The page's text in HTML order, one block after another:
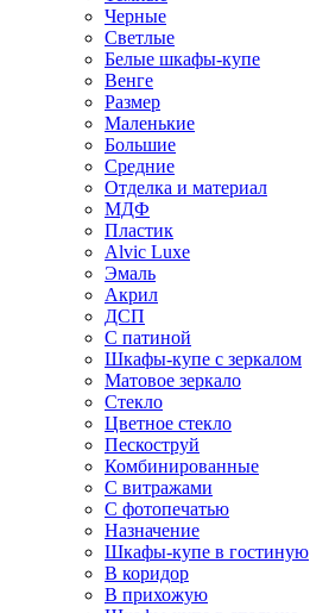
Черные
Светлые
Белые шкафы-купе
Венге
Размер
Маленькие
Большие
Средние
Отделка и материал
МДФ
Пластик
Alvic Luxe
Эмаль
Акрил
ДСП
С патиной
Шкафы-купе с зеркалом
Матовое зеркало
Стекло
Цветное стекло
Пескоструй
Комбинированные
С витражами
С фотопечатью
Назначение
Шкафы-купе в гостиную
В коридор
В прихожую